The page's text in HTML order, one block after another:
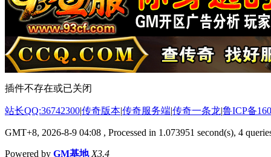
插件不存在或已关闭
站长QQ:36742300|传奇版本|传奇服务端|传奇一条龙|鲁ICP备
GMT+8, 2026-8-9 04:08 , Processed in 1.073951 second(s), 4
Powered by GM基地 X3.4